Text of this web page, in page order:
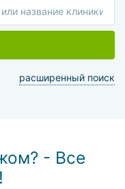
расширенный поиск
- Все